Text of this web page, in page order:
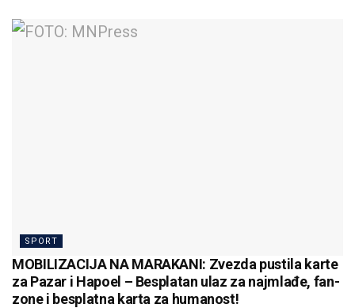
SPORT
MOBILIZACIJA NA MARAKANI: Zvezda pustila karte
za Pazar i Hapoel – Besplatan ulaz za najmlađe, fan-
zone i besplatna karta za humanost!